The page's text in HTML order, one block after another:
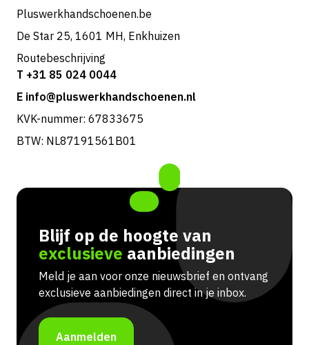
Pluswerkhandschoenen.be
De Star 25, 1601 MH, Enkhuizen
Routebeschrijving
T +31 85 024 0044
E info@pluswerkhandschoenen.nl
KVK-nummer: 67833675
BTW: NL87191561B01
Blijf op de hoogte van
exclusieve aanbiedingen
Meld je aan voor onze nieuwsbrief en ontvang
exclusieve aanbiedingen direct in je inbox.
Aanmelden